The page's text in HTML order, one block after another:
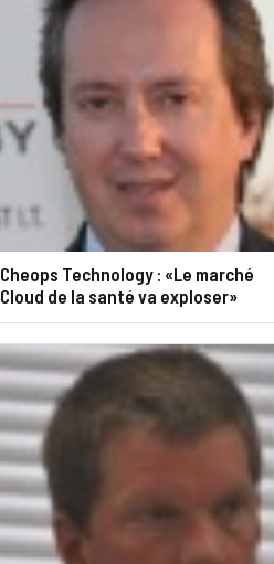
Cheops Technology : «Le marché
Cloud de la santé va exploser»